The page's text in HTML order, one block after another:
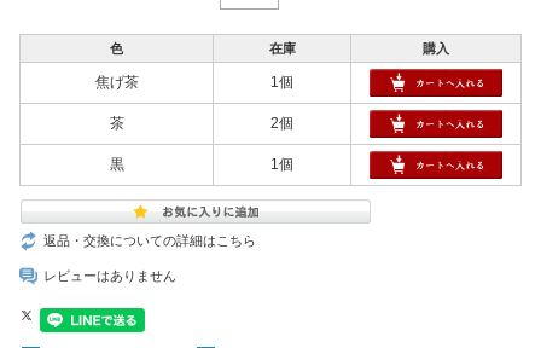
色 在庫 購入
焦げ茶 1個
茶 2個
黒 1個
返品・交換についての詳細はこちら
レビューはありません